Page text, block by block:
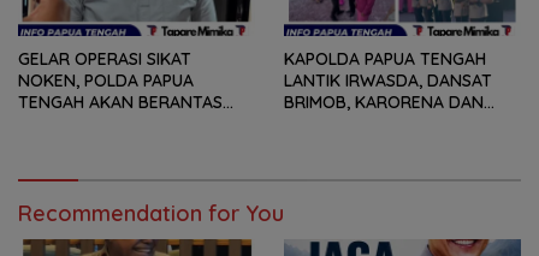
GELAR OPERASI SIKAT
NOKEN, POLDA PAPUA
TENGAH AKAN BERANTAS
KAPOLDA PAPUA TENGAH
LANTIK IRWASDA, DANSAT
BRIMOB, KARORENA DAN
Recommendation for You